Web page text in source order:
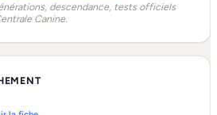
descendance, tests officiels
Canine.